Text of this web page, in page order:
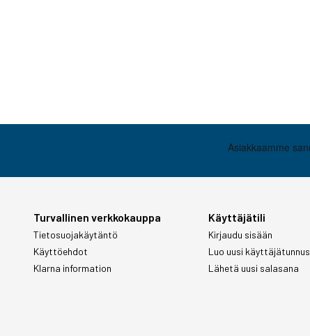
Turvallinen verkkokauppa
Tietosuojakäytäntö
Käyttöehdot
Klarna information
Käyttäjätili
Kirjaudu sisään
Luo uusi käyttäjätunnus
Lähetä uusi salasana